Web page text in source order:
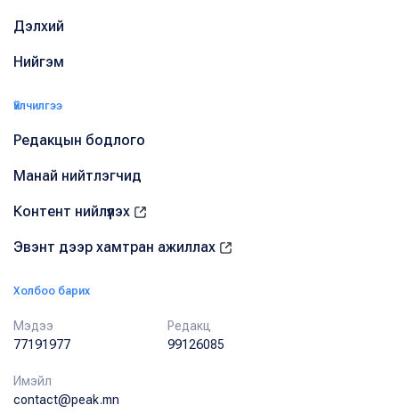
Дэлхий
Нийгэм
Үйлчилгээ
Редакцын бодлого
Манай нийтлэгчид
Контент нийлүүлэх
Эвэнт дээр хамтран ажиллах
Холбоо барих
Мэдээ
77191977
Редакц
99126085
Имэйл
contact@peak.mn